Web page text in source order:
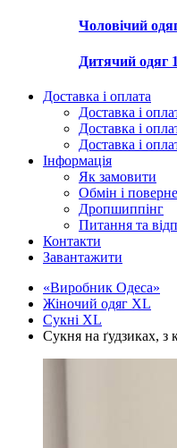
Чоловічий
Дитячий одяг
Доставка і оплата
Доставка і
Доставка і
Доставка і
Інформація
Як замовити
Обмін і
Дропшиппінг
Питання та
Контакти
Завантажити
«Виробник Одеса»
Жіночий одяг XL
Cукні XL
Сукня на ґудзиках,